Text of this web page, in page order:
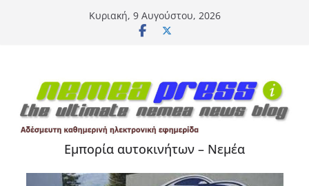
Κυριακή, 9 Αυγούστου, 2026
Εμπορία αυτοκινήτων – Νεμέα